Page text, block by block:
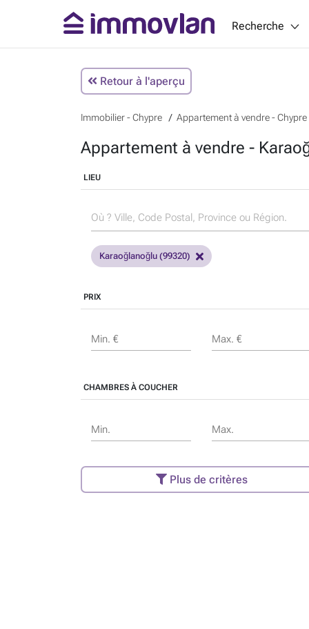
Recherche
Retour à l'aperçu
Immobilier - Chypre Appartement à vendre - Chypre
Appartement à vendre -
LIEU
Karaoğlanoğlu (99320)
PRIX
Min. € Max. €
CHAMBRES À COUCHER
Min. Max.
Plus de critères